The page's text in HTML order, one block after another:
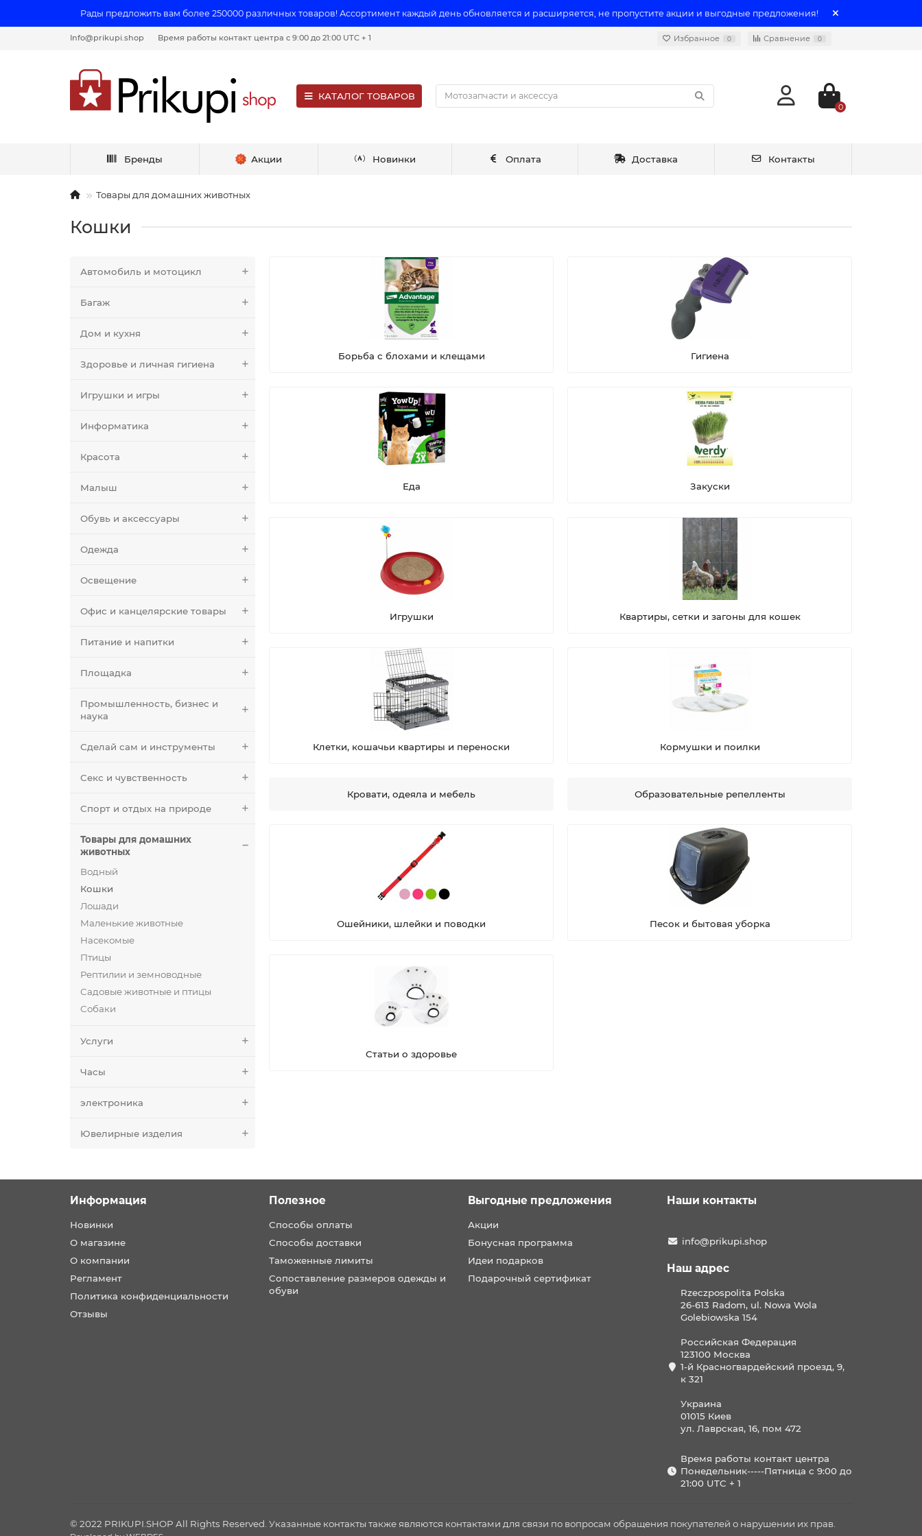
Рады предложить вам более 250000 различных товаров! Ассортимент каждый день обновляется и расширяется, не пропустите акции и выгодные предложения!
Info@prikupi.shop Время работы контакт центра с 9:00 до 21:00 UTC + 1 Избранное 0 Сравнение 0
КАТАЛОГ ТОВАРОВ
0
Бренды Акции Новинки Оплата Доставка Контакты
Товары для домашних животных
Кошки
Автомобиль и мотоцикл
Багаж
Дом и кухня
Здоровье и личная гигиена
Игрушки и игры
Информатика
Красота
Малыш
Обувь и аксессуары
Одежда
Освещение
Офис и канцелярские товары
Питание и напитки
Площадка
Промышленность, бизнес и
наука
Сделай сам и инструменты
Секс и чувственность
Спорт и отдых на природе
Товары для домашних
животных
Водный
Кошки
Лошади
Маленькие животные
Насекомые
Птицы
Рептилии и земноводные
Садовые животные и птицы
Собаки
Услуги
Часы
электроника
Ювелирные изделия
Борьба с блохами и клещами Гигиена
Еда Закуски
Игрушки Квартиры, сетки и загоны для кошек
Клетки, кошачьи квартиры и переноски Кормушки и поилки
Кровати, одеяла и мебель Образовательные репелленты
Ошейники, шлейки и поводки Песок и бытовая уборка
Статьи о здоровье
Информация
Новинки
О магазине
О компании
Регламент
Политика конфиденциальности
Отзывы
Полезное
Способы оплаты
Способы доставки
Таможенные лимиты
Сопоставление размеров одежды и
обуви
Выгодные предложения
Акции
Бонусная программа
Идеи подарков
Подарочный сертификат
Наши контакты
info@prikupi.shop
Наш адрес
Rzeczpospolita Polska
26-613 Radom, ul. Nowa Wola
Golebiowska 154
Российская Федерация
123100 Москва
1-й Красногвардейский проезд, 9,
к 321
Украина
01015 Киев
ул. Лаврская, 16, пом 472
Время работы контакт центра
Понедельник-----Пятница с 9:00 до
21:00 UTC + 1
© 2022 PRIKUPI.SHOP All Rights Reserved. Указанные контакты также являются контактами для связи по вопросам обращения покупателей о нарушении их прав.